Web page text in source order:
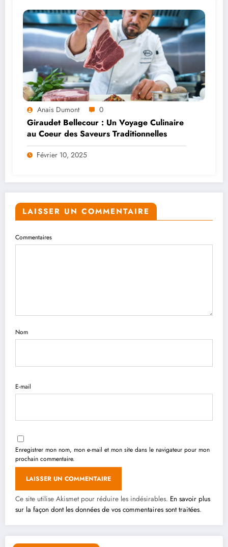
Anais Dumont 0
Giraudet Bellecour : Un Voyage Culinaire
au Coeur des Saveurs Traditionnelles
Février 10, 2025
LAISSER UN COMMENTAIRE
Commentaires
Nom
E-mail
Enregistrer mon nom, mon e-mail et mon site dans le navigateur pour mon
prochain commentaire.
Ce site utilise Akismet pour réduire les indésirables. En savoir plus
sur la façon dont les données de vos commentaires sont traitées.